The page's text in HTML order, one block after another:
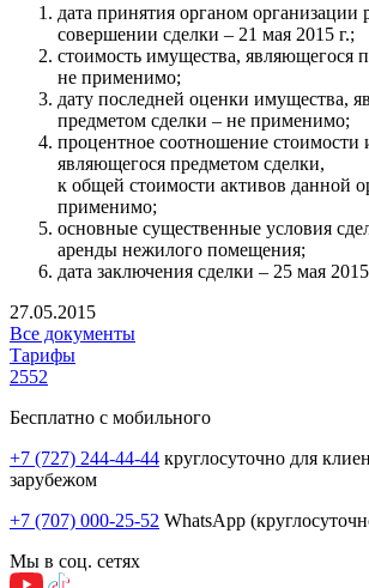
дата принятия органом организации
совершении сделки – 21 мая 2015 г.;
стоимость имущества, являющегося
не применимо;
дату последней оценки имущества,
предметом сделки – не применимо;
процентное соотношение стоимости
являющегося предметом сделки,
к общей стоимости активов данной
применимо;
основные существенные условия
аренды нежилого помещения;
дата заключения сделки – 25 мая
27.05.2015
Все документы
Тарифы
2552
Бесплатно с мобильного
+7 (727) 244-44-44 круглосуточно для
зарубежом
+7 (707) 000-25-52 WhatsApp
Мы в соц. сетях